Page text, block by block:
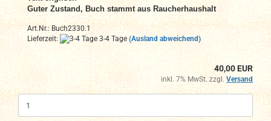
Guter Zustand, Buch stammt aus Raucherhaushalt
Art.Nr.: Buch2330.1
Lieferzeit:
3-4 Tage (Ausland abweichend)
40,00 EUR
inkl. 7% MwSt. zzgl. Versand